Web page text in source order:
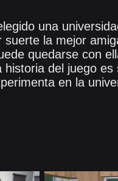
una
suerte la mejor
quedarse con
del juego
en la